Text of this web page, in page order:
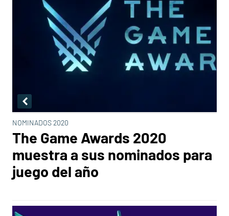
NOMINADOS 2020
The Game Awards 2020
muestra a sus nominados para
juego del año